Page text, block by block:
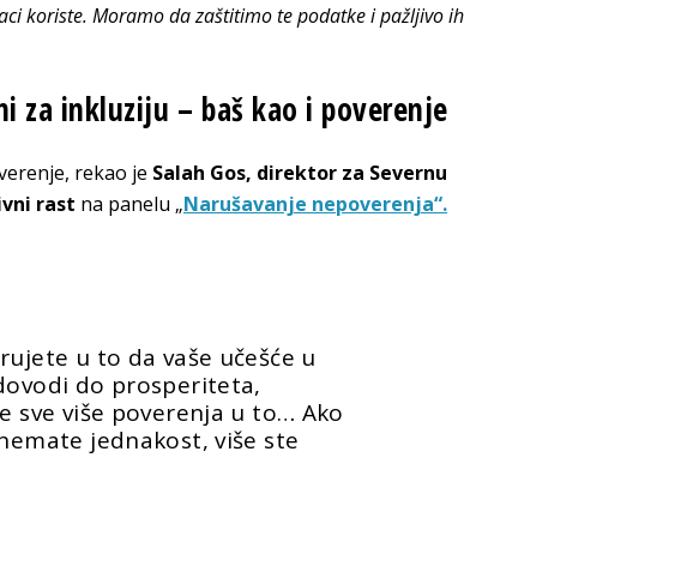
koriste. Moramo da zaštitimo te podatke i pažljivo ih
za inkluziju – baš kao i poverenje
rekao je Salah Gos, direktor za Severnu
rast na panelu „Narušavanje nepoverenja“.
u to da vaše učešće u
do prosperiteta,
sve više poverenja u to… Ako
jednakost, više ste